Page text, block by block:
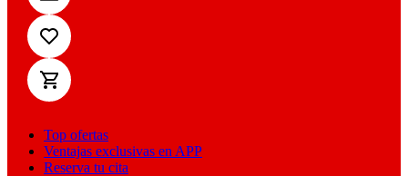
Top ofertas
Ventajas exclusivas en APP
Reserva tu cita